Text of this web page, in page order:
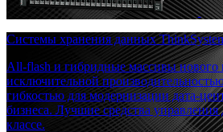
Системы хранения данных
All-flash и гибридные массивы нового
исключительной
гибкостью для модернизации дата-
бизнеса. Лучшие средства
классе.